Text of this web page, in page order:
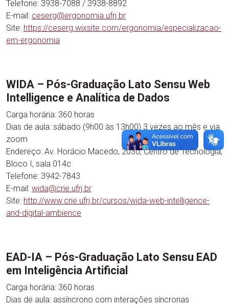
Telefone: 3938-7088 / 3938-8892
E-mail: ceserg@ergonomia.ufrj.br
Site: https://ceserg.wixsite.com/ergonomia/especializacao-
em-ergonomia
WIDA – Pós-Graduação Lato Sensu Web
Intelligence e Analítica de Dados
Carga horária: 360 horas
Dias de aula: sábado (9h00 às 13h00) 3 vezes ao mês e via
zoom
Endereço: Av. Horácio Macedo, 2030, Centro de Tecnologia,
Bloco I, sala 014c
Telefone: 3942-7843
E-mail: wida@crie.ufrj.br
Site: http://www.crie.ufrj.br/cursos/wida-web-intelligence-
and-digital-ambience
EAD-IA – Pós-Graduação Lato Sensu EAD
em Inteligência Artificial
Carga horária: 360 horas
Dias de aula: assíncrono com interações síncronas